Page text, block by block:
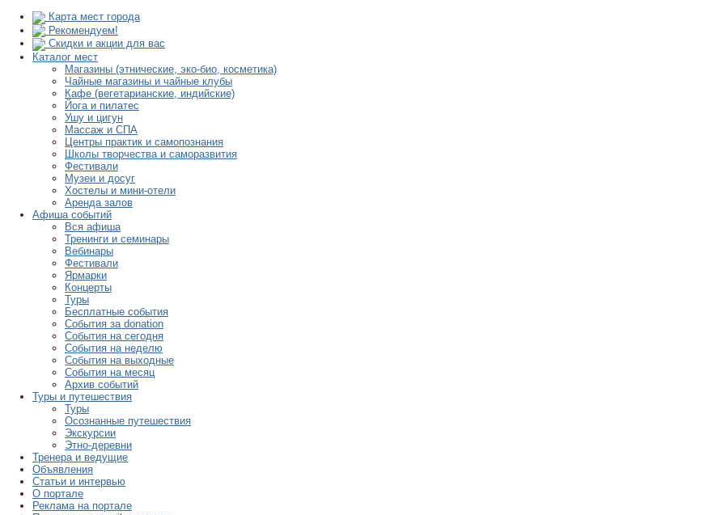
Карта мест города
Рекомендуем!
Скидки и акции для вас
Каталог мест
Магазины (этнические, эко-био, косметика)
Чайные магазины и чайные клубы
Кафе (вегетарианские, индийские)
Йога и пилатес
Ушу и цигун
Массаж и СПА
Центры практик и самопознания
Школы творчества и саморазвития
Фестивали
Музеи и досуг
Хостелы и мини-отели
Аренда залов
Афиша событий
Вся афиша
Тренинги и семинары
Вебинары
Фестивали
Ярмарки
Концерты
Туры
Бесплатные события
События за donation
События на сегодня
События на неделю
События на выходные
События на месяц
Архив событий
Туры и путешествия
Туры
Осознанные путешествия
Экскурсии
Этно-деревни
Тренера и ведущие
Объявления
Статьи и интервью
О портале
Реклама на портале